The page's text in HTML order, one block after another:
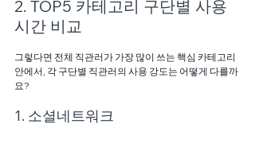
2. TOP5 카테고리 구단별 사용
시간 비교
그렇다면 전체 직관러가 가장 많이 쓰는 핵심 카테고리
안에서, 각 구단별 직관러의 사용 강도는 어떻게 다를까
요?
1. 소셜네트워크